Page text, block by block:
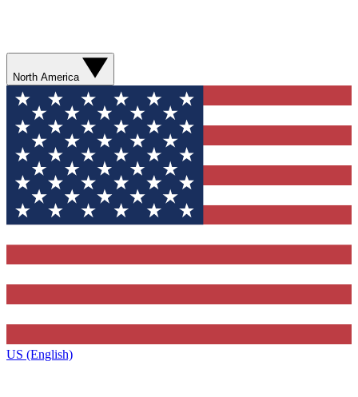
North America
US (English)